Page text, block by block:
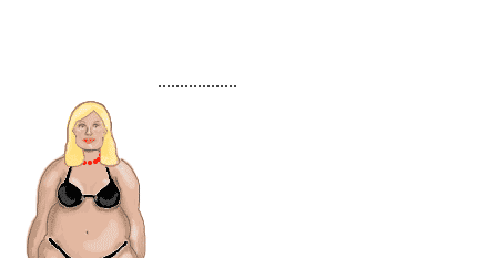
..................